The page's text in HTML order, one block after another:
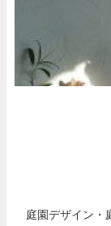
庭園デザイン・